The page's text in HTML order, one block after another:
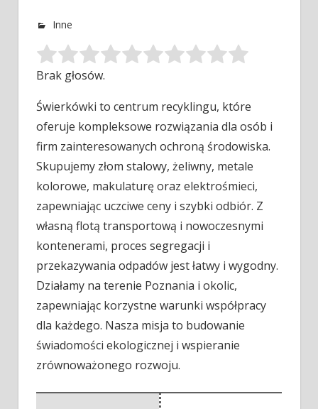
Inne
Brak głosów.
Świerkówki to centrum recyklingu, które
oferuje kompleksowe rozwiązania dla osób i
firm zainteresowanych ochroną środowiska.
Skupujemy złom stalowy, żeliwny, metale
kolorowe, makulaturę oraz elektrośmieci,
zapewniając uczciwe ceny i szybki odbiór. Z
własną flotą transportową i nowoczesnymi
kontenerami, proces segregacji i
przekazywania odpadów jest łatwy i wygodny.
Działamy na terenie Poznania i okolic,
zapewniając korzystne warunki współpracy
dla każdego. Nasza misja to budowanie
świadomości ekologicznej i wspieranie
zrównoważonego rozwoju.